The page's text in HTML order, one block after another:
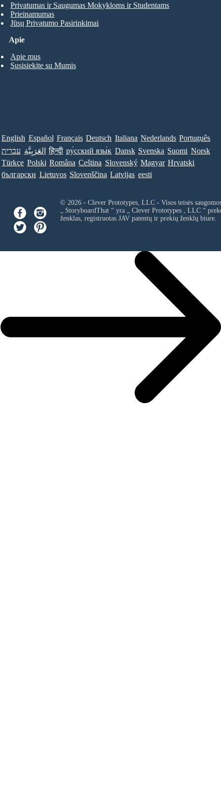
Apie
Apie mus
Susisiekite su Mumis
Privatumas ir Saugumas Mokykloms ir Studentams
Prieinamumas
Jūsų Privatumo Pasirinkimai
English Español Français Deutsch Italiana Nederlands Português
עברית العَرَبِيَّة हिन्दी ру́сский язы́к Dansk Svenska Suomi Norsk
Türkçe Polski Româna Ceština Slovenský Magyar Hrvatski
български Lietuvos Slovenščina Latvijas eesti
© 2026 - Clever Prototypes, LLC - Visos teisės
„ StoryboardThat “ yra „ Clever Prototypes , LLC“
ženklas, registruotas JAV patentų ir prekių ženklų biure.